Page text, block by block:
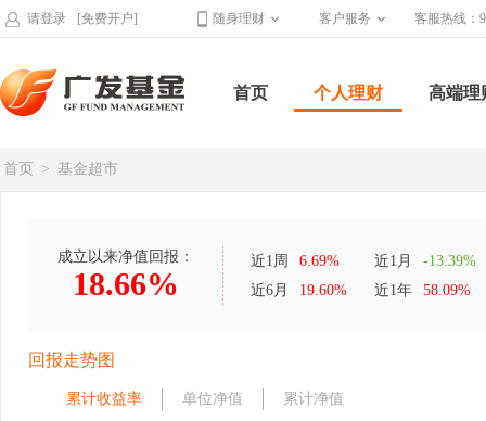
请登录 [免费开户] 随身理财 客户服务 客服热线：
首页 个人理财 高端理
首页 > 基金超市
成立以来净值回报：
18.66%
近1周 6.69% 近1月
-13.39%
近6月
19.60% 近1年 58.09%
回报走势图
累计收益率 单位净值 累计净值